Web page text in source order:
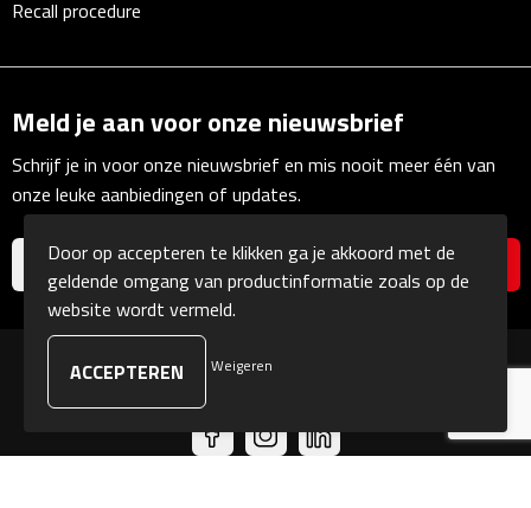
Muismatten
Pennen etui's
Puntenslijpers
Rekenmachines
Document- & Schrijfmappen
Documentmappen
Recall procedure
Meld je aan voor onze nieuwsbrief
Schrijf je in voor onze nieuwsbrief en mis nooit meer één van
onze leuke aanbiedingen of updates.
© Copyright Kranengeschenken 2026
Door op accepteren te klikken ga je akkoord met de
geldende omgang van productinformatie zoals op de
website wordt vermeld.
Weigeren